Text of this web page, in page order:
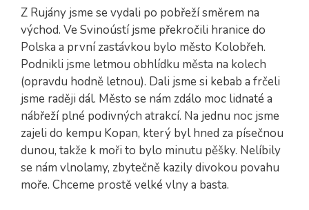
Z Rujány jsme se vydali po pobřeží směrem na
východ. Ve Svinoústí jsme překročili hranice do
Polska a první zastávkou bylo město Kolobřeh.
Podnikli jsme letmou obhlídku města na kolech
(opravdu hodně letnou). Dali jsme si kebab a frčeli
jsme raději dál. Město se nám zdálo moc lidnaté a
nábřeží plné podivných atrakcí. Na jednu noc jsme
zajeli do kempu Kopan, který byl hned za písečnou
dunou, takže k moři to bylo minutu pěšky. Nelíbily
se nám vlnolamy, zbytečně kazily divokou povahu
moře. Chceme prostě velké vlny a basta.